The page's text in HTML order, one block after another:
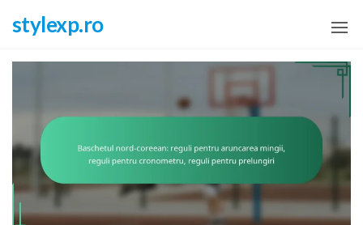
tostylexp.ro